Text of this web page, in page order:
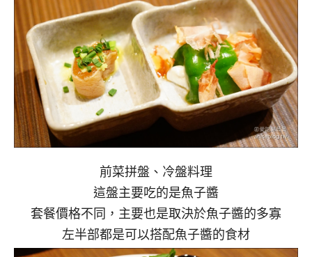
前菜拼盤、冷盤料理
這盤主要吃的是魚子醬
套餐價格不同，主要也是取決於魚子醬的多寡
左半部都是可以搭配魚子醬的食材